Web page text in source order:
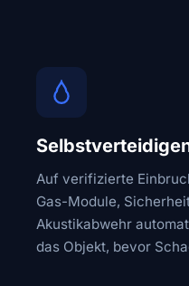
Auf verifizierte
Gas-Module,
Akustikabwehr
das Objekt, bevor